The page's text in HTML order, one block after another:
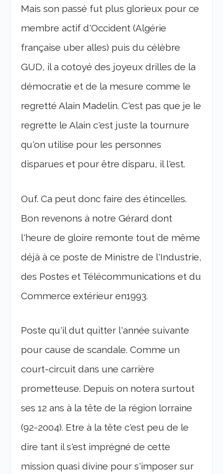
Mais son passé fut plus glorieux pour ce
membre actif d'Occident (Algérie
française uber alles) puis du célèbre
GUD, il a cotoyé des joyeux drilles de la
démocratie et de la mesure comme le
regretté Alain Madelin. C'est pas que je le
regrette le Alain c'est juste la tournure
qu'on utilise pour les personnes
disparues et pour être disparu, il l'est.
Ouf. Ca peut donc faire des étincelles.
Bon revenons à notre Gérard dont
l'heure de gloire remonte tout de même
déjà à ce poste de Ministre de l'Industrie,
des Postes et Télécommunications et du
Commerce extérieur en1993.
Poste qu'il dut quitter l'année suivante
pour cause de scandale. Comme un
court-circuit dans une carrière
prometteuse. Depuis on notera surtout
ses 12 ans à la tête de la région lorraine
(92-2004). Etre à la tête c'est peu de le
dire tant il s'est imprégné de cette
mission quasi divine pour s'imposer sur